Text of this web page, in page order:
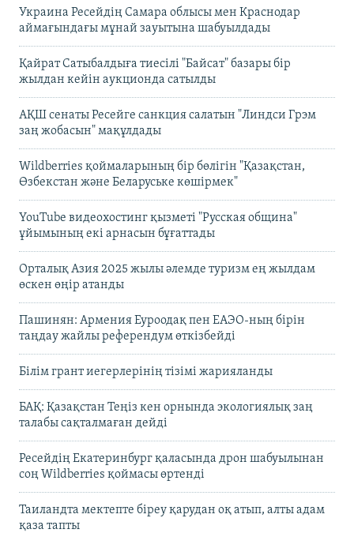
Украина Ресейдің Самара облысы мен Краснодар
аймағындағы мұнай зауытына шабуылдады
Қайрат Сатыбалдыға тиесілі "Байсат" базары бір
жылдан кейін аукционда сатылды
АҚШ сенаты Ресейге санкция салатын "Линдси Грэм
заң жобасын" мақұлдады
Wildberries қоймаларының бір бөлігін "Қазақстан,
Өзбекстан және Беларуське көшірмек"
YouTube видеохостинг қызметі "Русская община"
ұйымының екі арнасын бұғаттады
Орталық Азия 2025 жылы әлемде туризм ең жылдам
өскен өңір атанды
Пашинян: Армения Еуроодақ пен ЕАЭО-ның бірін
таңдау жайлы референдум өткізбейді
Білім грант иегерлерінің тізімі жарияланды
БАҚ: Қазақстан Теңіз кен орнында экологиялық заң
талабы сақталмаған дейді
Ресейдің Екатеринбург қаласында дрон шабуылынан
соң Wildberries қоймасы өртенді
Таиландта мектепте біреу қарудан оқ атып, алты адам
қаза тапты